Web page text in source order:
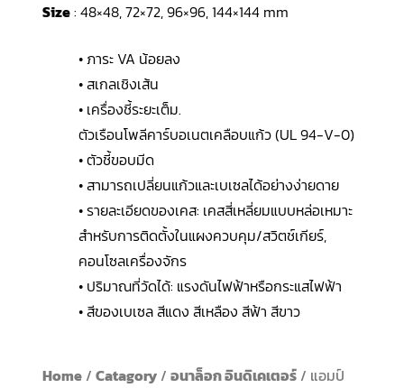
Size: 48×48, 72×72, 96×96, 144×144 mm
• ภาระ VA น้อยลง
• สเกลเชิงเส้น
• เครื่องชี้ระยะเต็ม.
ตัวเรือนโพลีคาร์บอเนตเคลือบแก้ว (UL 94-V-0)
• ตัวชี้ขอบมีด
• สามารถเปลี่ยนแก้วและเบเซลได้อย่างง่ายดาย
• รายละเอียดของเคส: เคสสี่เหลี่ยมแบบหล่อเหมาะ
สำหรับการติดตั้งในแผงควบคุม/สวิตช์เกียร์,
คอนโซลเครื่องจักร
• ปริมาณที่วัดได้: แรงดันไฟฟ้าหรือกระแสไฟฟ้า
• สีของเบเซล สีแดง สีเหลือง สีฟ้า สีขาว
Home/ Catagory/ อนาล็อก อินดิเคเตอร์/ แอมป์